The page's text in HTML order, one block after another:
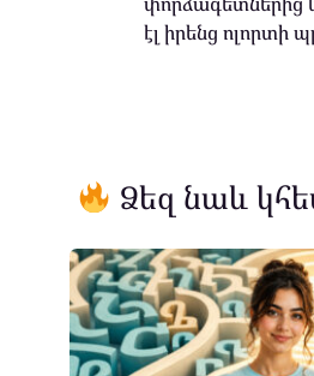
էլ իրենց ոլորտի
Ձեզ նաև